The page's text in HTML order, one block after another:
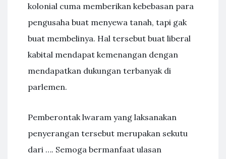
kolonial cuma memberikan kebebasan para
pengusaha buat menyewa tanah, tapi gak
buat membelinya. Hal tersebut buat liberal
kabital mendapat kemenangan dengan
mendapatkan dukungan terbanyak di
parlemen.
Pemberontak lwaram yang laksanakan
penyerangan tersebut merupakan sekutu
dari …. Semoga bermanfaat ulasan